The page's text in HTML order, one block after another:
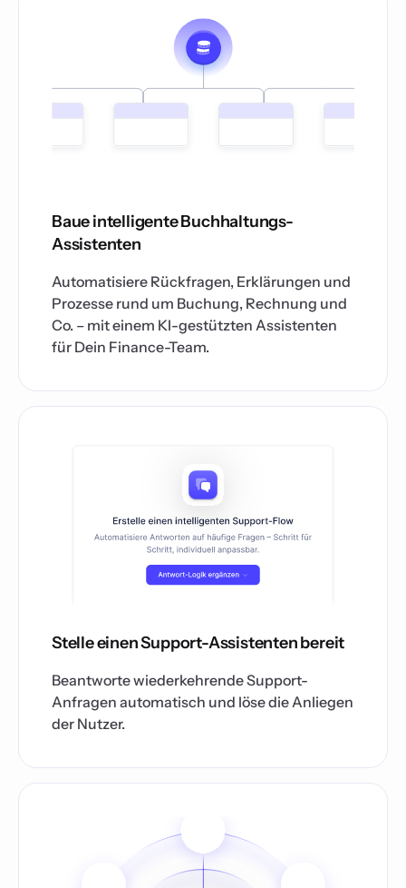
Baue intelligente Buchhaltungs-
Assistenten
Automatisiere Rückfragen, Erklärungen und
Prozesse rund um Buchung, Rechnung und
Co. – mit einem KI-gestützten Assistenten
für Dein Finance-Team.
Stelle einen Support-Assistenten bereit
Beantworte wiederkehrende Support-
Anfragen automatisch und löse die Anliegen
der Nutzer.